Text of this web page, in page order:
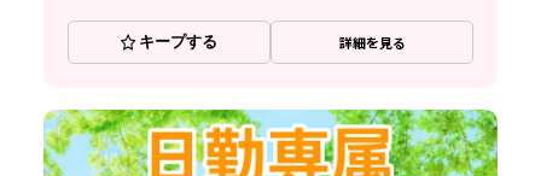
キープする 詳細を見る